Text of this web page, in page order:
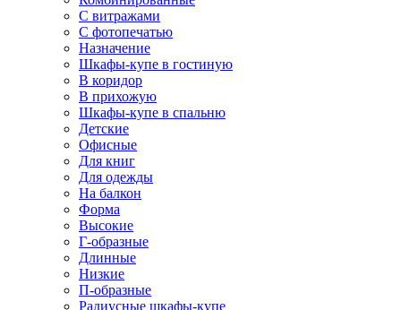
С витражами
С фотопечатью
Назначение
Шкафы-купе в гостиную
В коридор
В прихожую
Шкафы-купе в спальню
Детские
Офисные
Для книг
Для одежды
На балкон
Форма
Высокие
Г-образные
Длинные
Низкие
П-образные
Радиусные шкафы-купе